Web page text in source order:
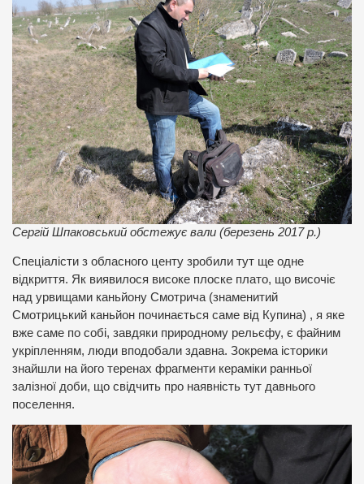
Сергій Шпаковський обстежує вали (березень 2017 р.)
Спеціалісти з обласного центу зробили тут ще одне
відкриття. Як виявилося високе плоске плато, що височіє
над урвищами каньйону Смотрича (знаменитий
Смотрицький каньйон починається саме від Купина) , я яке
вже саме по собі, завдяки природному рельєфу, є файним
укріпленням, люди вподобали здавна. Зокрема історики
знайшли на його теренах фрагменти кераміки ранньої
залізної доби, що свідчить про наявність тут давнього
поселення.